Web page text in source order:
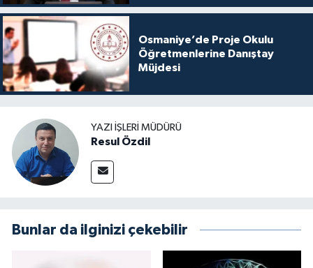
Osmaniye’de Proje Okulu
Öğretmenlerine Danıştay
Müjdesi
YAZI İŞLERI MÜDÜRÜ
Resul Özdil
Bunlar da ilginizi çekebilir